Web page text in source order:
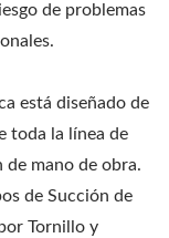
de problemas
está diseñado de
toda la línea de
mano de obra.
de Succión de
Tornillo y